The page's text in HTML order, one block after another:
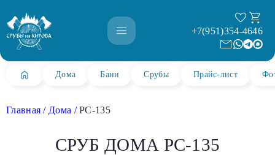
+7(951)354-4646
Дома Бани Срубы Прайс-лист
Главная Дома РС-135
СРУБ ДОМА РС-135